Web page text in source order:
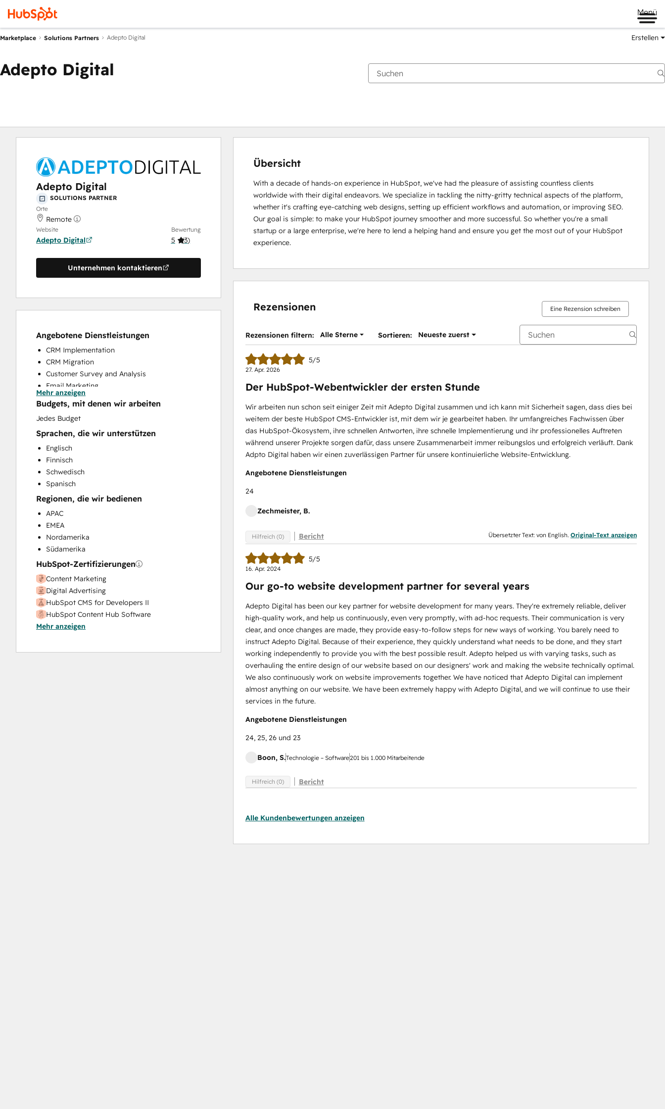
Menü
Marketplace Solutions Partners Adepto Digital Erstellen
Adepto Digital
Adepto Digital
SOLUTIONS PARTNER
Orte
Remote
Website
Adepto Digital
Bewertung
5 (3)
Unternehmen kontaktieren
Angebotene Dienstleistungen
CRM Implementation
CRM Migration
Customer Survey and Analysis
Email Marketing
Help Desk Implementation
Knowledge Base Development
Programmable Automation
Search Engine Optimization
Website Design
Website Development
Website Migration
Mehr anzeigen
Budgets, mit denen wir arbeiten
Jedes Budget
Sprachen, die wir unterstützen
Englisch
Finnisch
Schwedisch
Spanisch
Regionen, die wir bedienen
APAC
EMEA
Nordamerika
Südamerika
HubSpot-Zertifizierungen
Content Marketing
Digital Advertising
HubSpot CMS for Developers II
HubSpot Content Hub Software
Inbound
Inbound Sales
Mehr anzeigen
Übersicht
With a decade of hands-on experience in HubSpot, we've had the pleasure of assisting countless clients
worldwide with their digital endeavors. We specialize in tackling the nitty-gritty technical aspects of the platform,
whether it's crafting eye-catching web designs, setting up efficient workflows and automation, or improving SEO.
Our goal is simple: to make your HubSpot journey smoother and more successful. So whether you're a small
startup or a large enterprise, we're here to lend a helping hand and ensure you get the most out of your HubSpot
experience.
Rezensionen Eine Rezension schreiben
Rezensionen filtern: Alle Sterne Sortieren: Neueste zuerst
5/5
27. Apr. 2026
Der HubSpot-Webentwickler der ersten Stunde
Wir arbeiten nun schon seit einiger Zeit mit Adepto Digital zusammen und ich kann mit Sicherheit sagen, dass dies bei
weitem der beste HubSpot CMS-Entwickler ist, mit dem wir je gearbeitet haben. Ihr umfangreiches Fachwissen über
das HubSpot-Ökosystem, ihre schnellen Antworten, ihre schnelle Implementierung und ihr professionelles Auftreten
während unserer Projekte sorgen dafür, dass unsere Zusammenarbeit immer reibungslos und erfolgreich verläuft. Dank
Adpto Digital haben wir einen zuverlässigen Partner für unsere kontinuierliche Website-Entwicklung.
Angebotene Dienstleistungen
24
Zechmeister, B.
Hilfreich (0) Bericht Übersetzter Text: von English. Original-Text anzeigen
5/5
16. Apr. 2024
Our go-to website development partner for several years
Adepto Digital has been our key partner for website development for many years. They're extremely reliable, deliver
high-quality work, and help us continuously, even very promptly, with ad-hoc requests. Their communication is very
clear, and once changes are made, they provide easy-to-follow steps for new ways of working. You barely need to
instruct Adepto Digital. Because of their experience, they quickly understand what needs to be done, and they start
working independently to provide you with the best possible result. Adepto helped us with varying tasks, such as
overhauling the entire design of our website based on our designers' work and making the website technically optimal.
We also continuously work on website improvements together. We have noticed that Adepto Digital can implement
almost anything on our website. We have been extremely happy with Adepto Digital, and we will continue to use their
services in the future.
Angebotene Dienstleistungen
24, 25, 26 und 23
Boon, S.Technologie – Software201 bis 1.000 Mitarbeitende
Hilfreich (0) Bericht
Alle Kundenbewertungen anzeigen